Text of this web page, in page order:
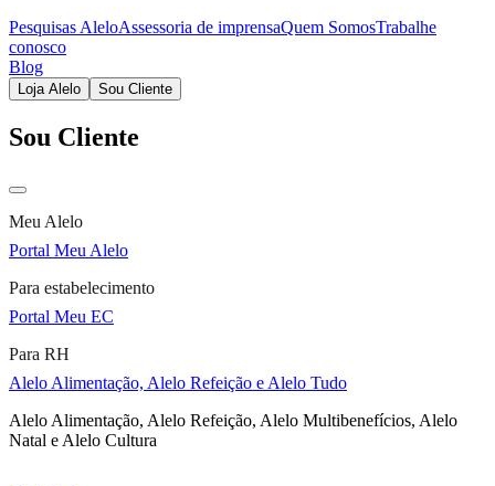
Pesquisas AleloAssessoria de imprensaQuem SomosTrabalhe
conosco
Blog
Loja Alelo Sou Cliente
Sou Cliente
Meu Alelo
Portal Meu Alelo
Para estabelecimento
Portal Meu EC
Para RH
Alelo Alimentação, Alelo Refeição e Alelo Tudo
Alelo Alimentação, Alelo Refeição, Alelo Multibenefícios, Alelo
Natal e Alelo Cultura